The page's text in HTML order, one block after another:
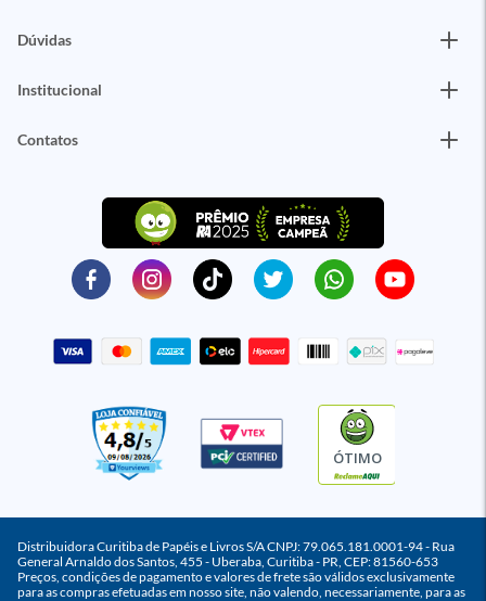
Dúvidas
Institucional
Contatos
ÓTIMO
Distribuidora Curitiba de Papéis e Livros S/A CNPJ: 79.065.181.0001-94 - Rua
General Arnaldo dos Santos, 455 - Uberaba, Curitiba - PR, CEP: 81560-653
Preços, condições de pagamento e valores de frete são válidos exclusivamente
para as compras efetuadas em nosso site, não valendo, necessariamente, para as